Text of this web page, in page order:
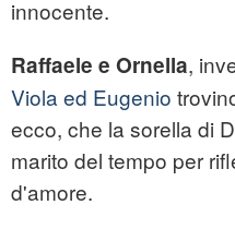
innocente.
Raffaele e Ornella,
Viola ed Eugenio
ecco, che la sorella di
marito del tempo per
d'amore.